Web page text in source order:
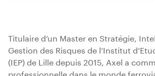
Titulaire d’un Master en Stratégie,
Gestion des Risques de l’Institut
(IEP) de Lille depuis 2015, Axel a
professionnelle dans le monde